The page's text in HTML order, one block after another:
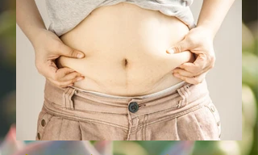
肥胖為何不利於健康？消化
系統疾病